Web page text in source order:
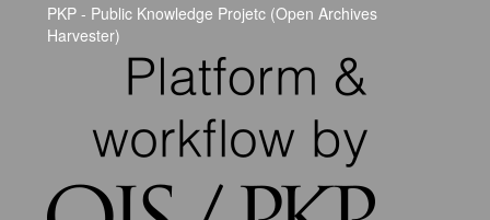
PKP - Public Knowledge Projetc (Open Archives
Harvester)